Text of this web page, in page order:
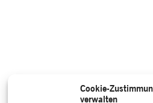
Cookie-
verwalten